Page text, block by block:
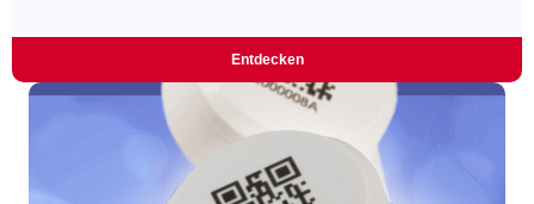
Entdecken